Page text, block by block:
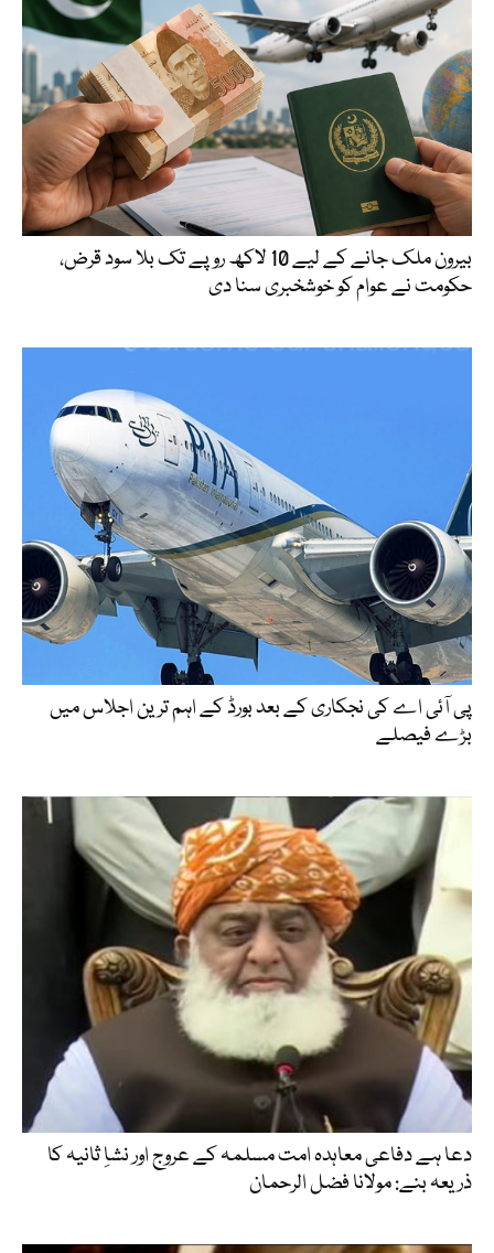
بیرون ملک جانے کے لیے 10 لاکھ روپے تک بلا سود قرض،
حکومت نے عوام کو خوشخبری سنا دی
پی آئی اے کی نجکاری کے بعد بورڈ کے اہم ترین اجلاس میں
بڑے فیصلے
دعا ہے دفاعی معاہدہ امت مسلمہ کے عروج اور نشاِ ثانیہ کا
ذریعہ بنے: مولانا فضل الرحمان